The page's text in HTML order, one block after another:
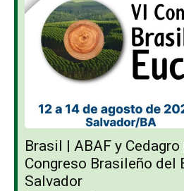
Brasil | ABAF y
Congreso Brasileño del
Salvador